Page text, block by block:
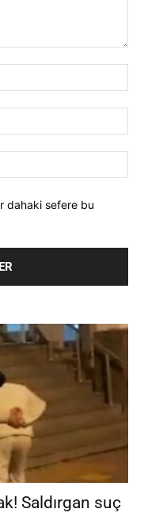
dahaki sefere bu
Saldırgan suç